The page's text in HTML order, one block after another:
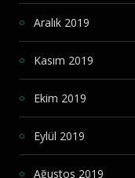
Aralık 2019
Kasım 2019
Ekim 2019
Eylül 2019
Ağustos 2019